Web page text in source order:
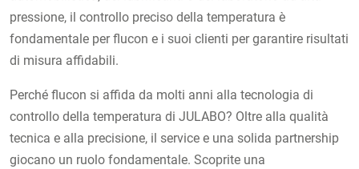
pressione, il controllo preciso della temperatura è
fondamentale per flucon e i suoi clienti per garantire risultati
di misura affidabili.
Perché flucon si affida da molti anni alla tecnologia di
controllo della temperatura di JULABO? Oltre alla qualità
tecnica e alla precisione, il service e una solida partnership
giocano un ruolo fondamentale. Scoprite una